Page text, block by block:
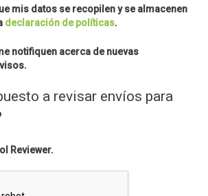
declaración de políticas.
a revisar envíos para
Reviewer.